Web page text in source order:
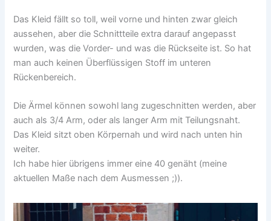
Das Kleid fällt so toll, weil vorne und hinten zwar gleich
aussehen, aber die Schnittteile extra darauf angepasst
wurden, was die Vorder- und was die Rückseite ist. So hat
man auch keinen Überflüssigen Stoff im unteren
Rückenbereich.
Die Ärmel können sowohl lang zugeschnitten werden, aber
auch als 3/4 Arm, oder als langer Arm mit Teilungsnaht.
Das Kleid sitzt oben Körpernah und wird nach unten hin
weiter.
Ich habe hier übrigens immer eine 40 genäht (meine
aktuellen Maße nach dem Ausmessen ;)).